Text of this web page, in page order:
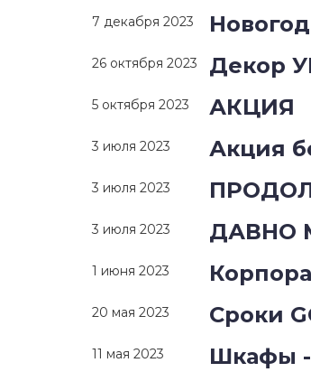
7 декабря 2023
26 октября 2023 Декор
5 октября 2023 АКЦИЯ
3 июля 2023 Акция
3 июля 2023
3 июля 2023 ДАВНО
1 июня 2023
20 мая 2023 Сроки
11 мая 2023 Шкафы